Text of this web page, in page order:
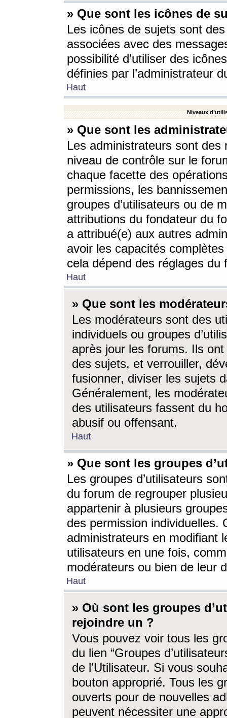
» Que sont les icônes de
Les icônes de sujets sont
associées avec des
possibilité d’utiliser des
définies par l’administrateur
Haut
Niveaux
» Que sont les
Les administrateurs sont
niveau de contrôle sur le
chaque facette des
permissions, les
groupes d’utilisateurs ou de
attributions du fondateur du
a attribué(e) aux autres
avoir les capacités
cela dépend des réglages du
Haut
» Que sont les
Les modérateurs sont des
individuels ou groupes
après jour les forums. Ils ont
des sujets, et verrouiller,
fusionner, diviser les sujets
Généralement, les
des utilisateurs fassent du
abusif ou offensant.
Haut
» Que sont les groupes
Les groupes d’utilisateurs
du forum de regrouper
appartenir à plusieurs
des permission individuelles.
administrateurs en modifiant
utilisateurs en une fois,
modérateurs ou bien de leur
Haut
» Où sont les groupes
rejoindre un ?
Vous pouvez voir tous les
du lien “Groupes
de l’Utilisateur. Si vous
bouton approprié. Tous les
ouverts pour de nouvelles
peuvent nécessiter une